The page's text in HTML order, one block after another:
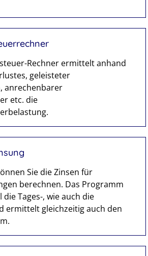
Rechner ermittelt anhand
geleisteter
anrechenbarer
etc. die
Sie die Zinsen für
berechnen. Das Programm
Tages-, wie auch die
ermittelt gleichzeitig auch den